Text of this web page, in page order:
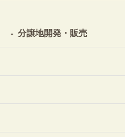
分譲地開発・販売